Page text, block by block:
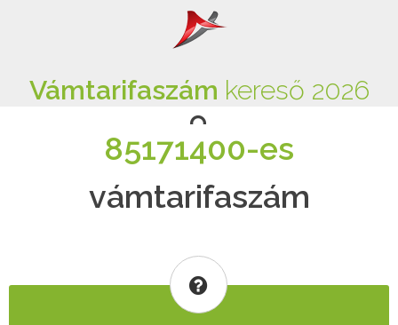
Vámtarifaszám kereső 2026
85171400-es
vámtarifaszám